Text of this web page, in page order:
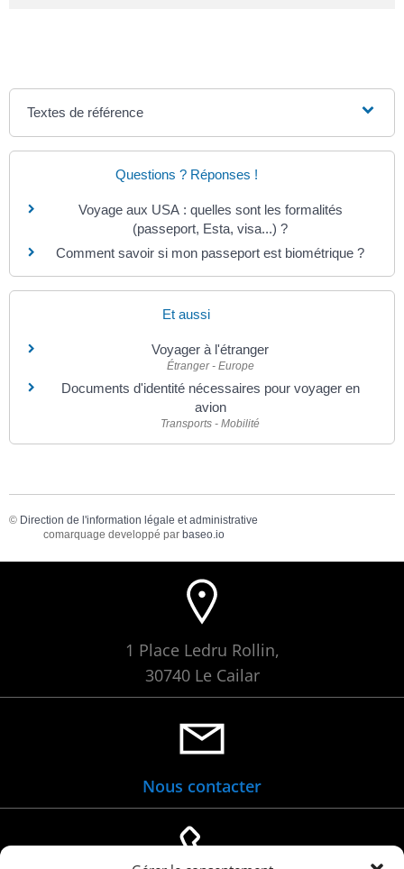
Textes de référence
Questions ? Réponses !
Voyage aux USA : quelles sont les formalités
(passeport, Esta, visa...) ?
Comment savoir si mon passeport est biométrique ?
Et aussi
Voyager à l'étranger
Étranger - Europe
Documents d'identité nécessaires pour voyager en
avion
Transports - Mobilité
© Direction de l'information légale et administrative
comarquage developpé par baseo.io
1 Place Ledru Rollin,
30740 Le Cailar
Nous contacter